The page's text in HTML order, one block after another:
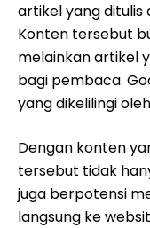
artikel yang ditulis
Konten tersebut
melainkan artikel
bagi pembaca.
yang dikelilingi
Dengan konten
tersebut tidak
juga berpotensi
langsung ke